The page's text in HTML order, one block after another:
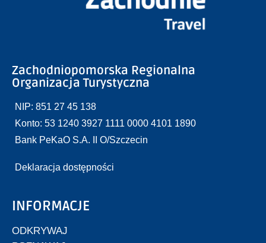
Zachodniopomorska Regionalna
Organizacja Turystyczna
NIP: 851 27 45 138
Konto: 53 1240 3927 1111 0000 4101 1890
Bank PeKaO S.A. II O/Szczecin
Deklaracja dostępności
INFORMACJE
ODKRYWAJ